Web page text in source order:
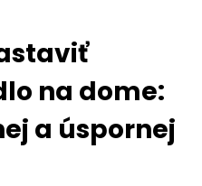
na dome:
a úspornej